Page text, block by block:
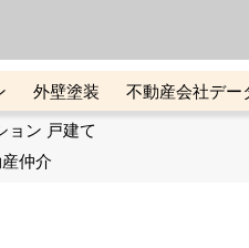
外壁塗装
不動産会社デー
談デスク
ョン 戸建て
仲介